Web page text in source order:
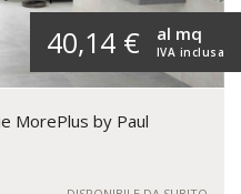
40,14 € IVA inclusa
al mq
MorePlus by Paul